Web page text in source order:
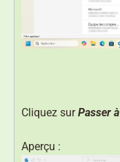
Cliquez surPasser à
Aperçu :